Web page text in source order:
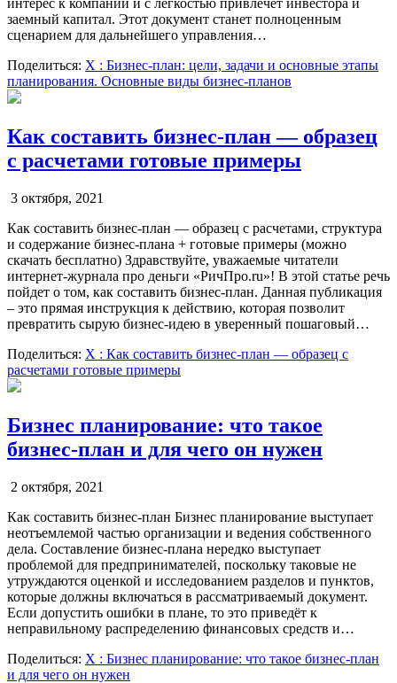
заемный капитал. Этот документ станет полноценным
сценарием для дальнейшего управления…
Поделиться: X : Бизнес-план: цели, задачи и основные этапы
планирования. Основные виды бизнес-планов
Как составить бизнес-план — образец
с расчетами готовые примеры
3 октября, 2021
Как составить бизнес-план — образец с расчетами, структура
и содержание бизнес-плана + готовые примеры (можно
скачать бесплатно) Здравствуйте, уважаемые читатели
интернет-журнала про деньги «РичПро.ru»! В этой статье речь
пойдет о том, как составить бизнес-план. Данная публикация
– это прямая инструкция к действию, которая позволит
превратить сырую бизнес-идею в уверенный пошаговый…
Поделиться: X : Как составить бизнес-план — образец с
расчетами готовые примеры
Бизнес планирование: что такое
бизнес-план и для чего он нужен
2 октября, 2021
Как составить бизнес-план Бизнес планирование выступает
неотъемлемой частью организации и ведения собственного
дела. Составление бизнес-плана нередко выступает
проблемой для предпринимателей, поскольку таковые не
утруждаются оценкой и исследованием разделов и пунктов,
которые должны включаться в рассматриваемый документ.
Если допустить ошибки в плане, то это приведёт к
неправильному распределению финансовых средств и…
Поделиться: X : Бизнес планирование: что такое бизнес-план
и для чего он нужен